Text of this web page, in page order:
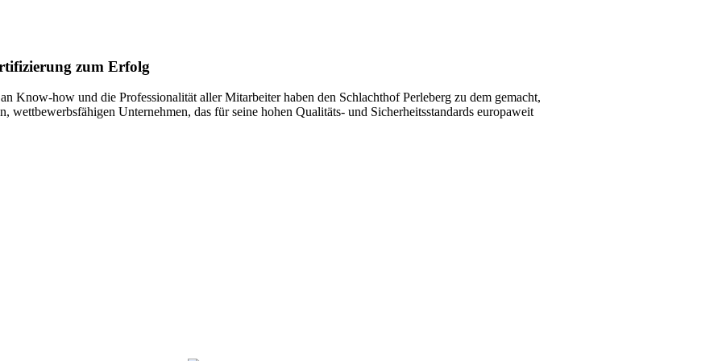
zum Erfolg
Know-how und die Professionalität aller Mitarbeiter haben den Schlachthof Perleberg zu dem gemacht,
wettbewerbsfähigen Unternehmen, das für seine hohen Qualitäts- und Sicherheitsstandards europaweit